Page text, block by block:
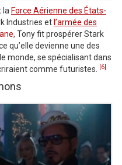
la Force Aérienne des États-
Industries et l’armée des
, Tony fit prospérer Stark
qu’elle devienne une des
monde, se spécialisant dans
comme futuristes.
[6]